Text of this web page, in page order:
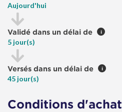
Aujourd'hui
Validé dans un délai de i
5 jour(s)
Versés dans un délai de i
45 jour(s)
Conditions d'achat